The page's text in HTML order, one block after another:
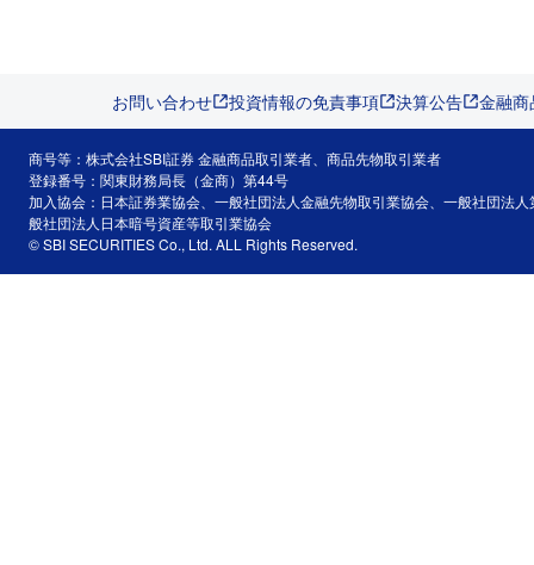
お問い合わせ 投資情報の免責事項 決算公告 金融
商号等：株式会社SBI証券 金融商品取引業者、商品先物取引業者
登録番号：関東財務局長（金商）第44号
加入協会：日本証券業協会、一般社団法人金融先物取引業協会、一般社団法
般社団法人日本暗号資産等取引業協会
© SBI SECURITIES Co., Ltd. ALL Rights Reserved.